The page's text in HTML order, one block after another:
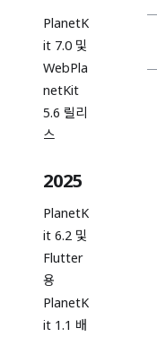
PlanetK
it 7.0 및
WebPla
netKit
5.6 릴리
스
2025
PlanetK
it 6.2 및
Flutter
용
PlanetK
it 1.1 배